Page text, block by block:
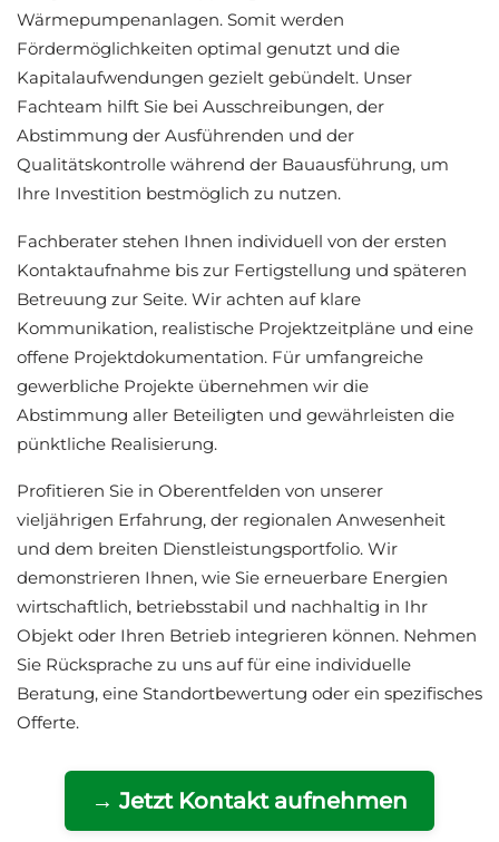
Wärmepumpenanlagen. Somit werden
Fördermöglichkeiten optimal genutzt und die
Kapitalaufwendungen gezielt gebündelt. Unser
Fachteam hilft Sie bei Ausschreibungen, der
Abstimmung der Ausführenden und der
Qualitätskontrolle während der Bauausführung, um
Ihre Investition bestmöglich zu nutzen.
Fachberater stehen Ihnen individuell von der ersten
Kontaktaufnahme bis zur Fertigstellung und späteren
Betreuung zur Seite. Wir achten auf klare
Kommunikation, realistische Projektzeitpläne und eine
offene Projektdokumentation. Für umfangreiche
gewerbliche Projekte übernehmen wir die
Abstimmung aller Beteiligten und gewährleisten die
pünktliche Realisierung.
Profitieren Sie in Oberentfelden von unserer
vieljährigen Erfahrung, der regionalen Anwesenheit
und dem breiten Dienstleistungsportfolio. Wir
demonstrieren Ihnen, wie Sie erneuerbare Energien
wirtschaftlich, betriebsstabil und nachhaltig in Ihr
Objekt oder Ihren Betrieb integrieren können. Nehmen
Sie Rücksprache zu uns auf für eine individuelle
Beratung, eine Standortbewertung oder ein spezifisches
Offerte.
→ Jetzt Kontakt aufnehmen